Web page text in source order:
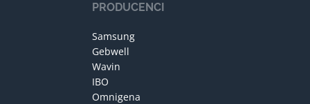
PRODUCENCI
Samsung
Gebwell
Wavin
IBO
Omnigena